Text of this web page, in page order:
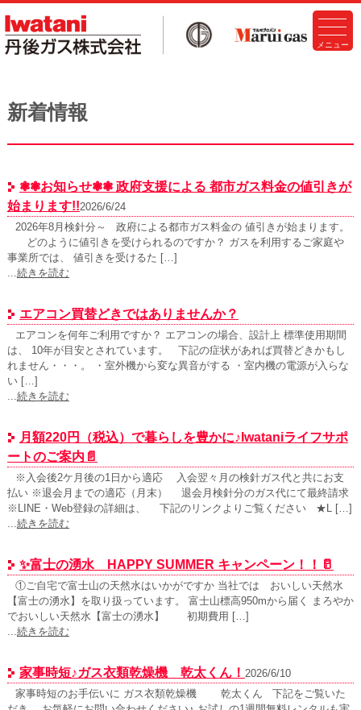
新着情報
❃❃お知らせ❃❃ 政府支援による 都市ガス料金の値引きが
始まります!!2026/6/24
2026年8月検針分～ 政府による都市ガス料金の 値引きが始まります。
どのように値引きを受けられるのですか？ ガスを利用するご家庭や
事業所では、 値引きを受けるた […]
続きを読む
エアコン買替どきではありませんか？
エアコンを何年ご利用ですか？ エアコンの場合、設計上 標準使用期間
は、 10年が目安とされています。 下記の症状があれば買替どきかもし
れません・・・。 ・室外機から変な異音がする ・室内機の電源が入らな
い […]
続きを読む
月額220円（税込）で暮らしを豊かに♪Iwataniライフサポ
ートのご案内📄
※入会後2ケ月後の1日から適応 入会翌々月の検針ガス代と共にお支
払い ※退会月までの適応（月末） 退会月検針分のガス代にて最終請求
※LINE・Web登録の詳細は、 下記のリンクよりご覧ください ★L […]
続きを読む
✨富士の湧水 HAPPY SUMMER キャンペーン！！🥛
①ご自宅で富士山の天然水はいかがですか 当社では おいしい天然水
【富士の湧水】を取り扱っています。 富士山標高950mから届く まろやか
でおいしい天然水【富士の湧水】 初期費用 […]
続きを読む
家事時短♪ガス衣類乾燥機 乾太くん！ 2026/6/10
家事時短のお手伝いに ガス衣類乾燥機 乾太くん 下記をご覧いた